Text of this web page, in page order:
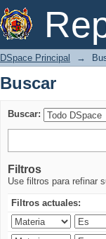
Buscar
DSpace Principal →
Buscar
Buscar:
Filtros
Use filtros para refinar
Filtros actuales: